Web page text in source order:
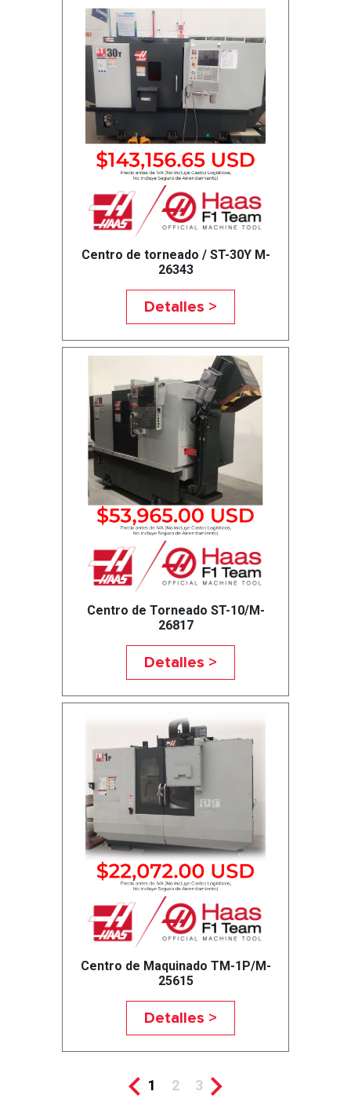
Centro de torneado / ST-30Y M-
26343
Detalles >
Centro de Torneado ST-10/M-
26817
Detalles >
Centro de Maquinado TM-1P/M-
25615
Detalles >
1 2 3